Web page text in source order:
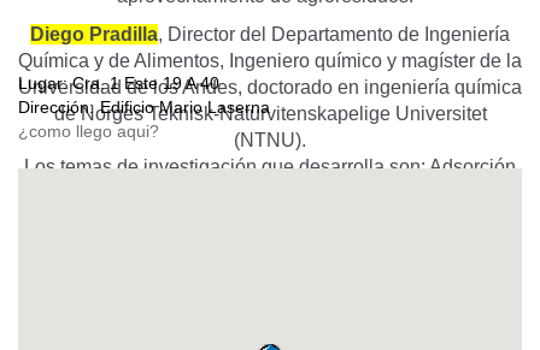
Diego Pradilla, Director del Departamento de Ingeniería
Química y de Alimentos, Ingeniero químico y magíster de la
Universidad de los Andes, doctorado en ingeniería química
de Norges Teknisk-Naturvitenskapelige Universitet
(NTNU).
Los temas de investigación que desarrolla son: Adsorción
Lugar:Cra. 1 Este 19 A 40
Dirección: Edificio Mario Laserna